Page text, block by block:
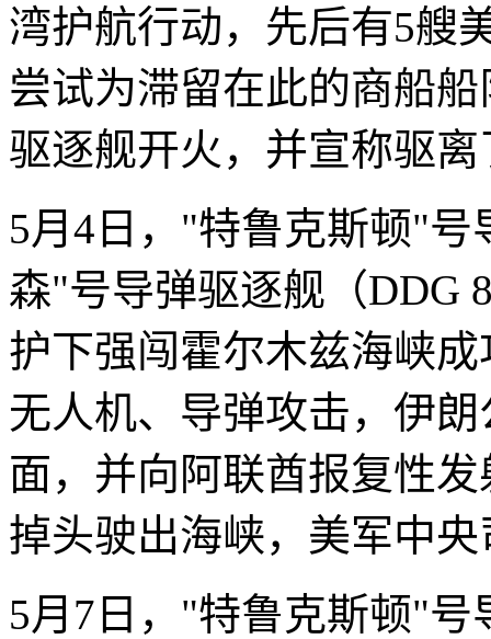
湾护航行动，先后有5艘
尝试为滞留在此的商船
驱逐舰开火，并宣称驱
5月4日，"特鲁克斯顿"号
森"号导弹驱逐舰（DDG
护下强闯霍尔木兹海峡
无人机、导弹攻击，伊
面，并向阿联酋报复性
掉头驶出海峡，美军中
5月7日，"特鲁克斯顿"号